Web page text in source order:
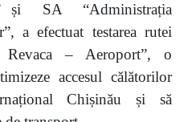
și SA “Administrația
a efectuat testarea rutei
Revaca – Aeroport”, o
accesul călătorilor
Chișinău și să